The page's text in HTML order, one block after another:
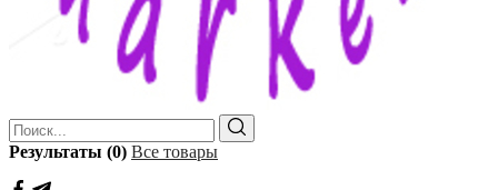
Результаты (0) Все товары